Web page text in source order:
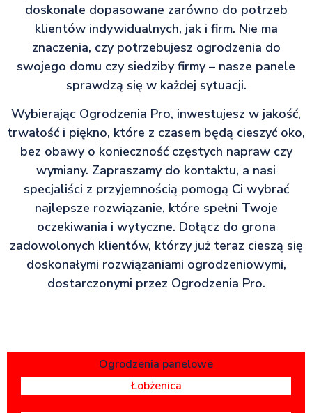
doskonale dopasowane zarówno do potrzeb
klientów indywidualnych, jak i firm. Nie ma
znaczenia, czy potrzebujesz ogrodzenia do
swojego domu czy siedziby firmy – nasze panele
sprawdzą się w każdej sytuacji.
Wybierając Ogrodzenia Pro, inwestujesz w jakość,
trwałość i piękno, które z czasem będą cieszyć oko,
bez obawy o konieczność częstych napraw czy
wymiany. Zapraszamy do kontaktu, a nasi
specjaliści z przyjemnością pomogą Ci wybrać
najlepsze rozwiązanie, które spełni Twoje
oczekiwania i wytyczne. Dołącz do grona
zadowolonych klientów, którzy już teraz cieszą się
doskonałymi rozwiązaniami ogrodzeniowymi,
dostarczonymi przez Ogrodzenia Pro.
Ogrodzenia panelowe
Łobżenica